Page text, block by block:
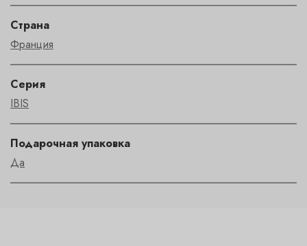
Страна
Франция
Серия
IBIS
Подарочная упаковка
Да